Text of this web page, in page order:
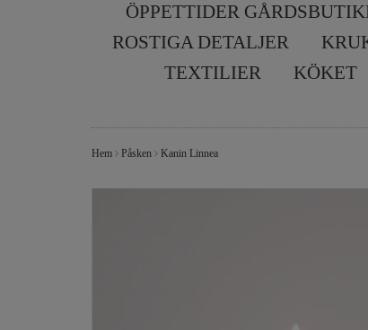
ÖPPETTIDER
ROSTIGA DETALJER
TEXTILIER
KÖKET
Hem Påsken Kanin Linnea